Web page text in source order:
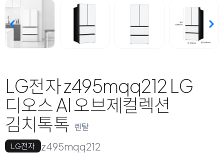
LG전자 z495mqq212 LG
디오스 AI 오브제컬렉션
김치톡톡 렌탈
LG전자 z495mqq212